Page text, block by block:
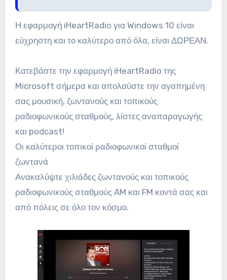
Η εφαρμογή iHeartRadio για Windows 10 είναι
εύχρηστη και το καλύτερο από όλα, είναι ΔΩΡΕΑΝ.
Κατεβάστε την εφαρμογή iHeartRadio της
Microsoft σήμερα και απολαύστε την αγαπημένη
σας μουσική, ζωντανούς και τοπικούς
ραδιοφωνικούς σταθμούς, λίστες αναπαραγωγής
και podcast!
Οι καλύτεροι τοπικοί ραδιοφωνικοί σταθμοί
ζωντανά
Ανακαλύψτε χιλιάδες ζωντανούς και τοπικούς
ραδιοφωνικούς σταθμούς AM και FM κοντά σας και
από πόλεις σε όλο τον κόσμο.